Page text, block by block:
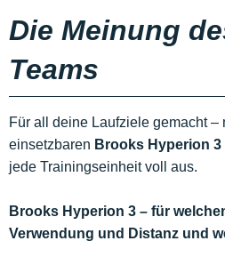
Die Meinung
Teams
Für all deine Laufziele gemacht –
einsetzbaren Brooks Hyperion 3
jede Trainingseinheit voll aus.
Brooks Hyperion 3 – für
Verwendung und Distanz und